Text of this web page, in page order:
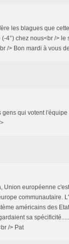
les blagues que
4°) chez nous<br /> le
/> Bon mardi à vous
qui votent
Union européenne
communautaire.
américains des
sa
/> Pat